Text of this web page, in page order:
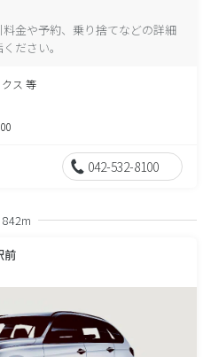
金や予約、乗り捨てなどの詳細
ださい。
ス 等
042-532-8100
842m
前